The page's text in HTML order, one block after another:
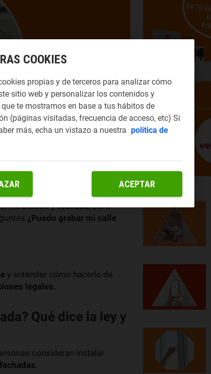
en las c
subalcón y fachada,pero
¿Puedo grabar mi calle
y entender cómo hacerlo de
legales.
Qué dice la ley y
consideran instalar
COOKIES
propias y de terceros para analizar cómo
sitio web y personalizar los contenidos y
te mostramos en base a tus hábitos de
(páginas visitadas, frecuencia de acceso, etc) Si
más, echa un vistazo a nuestra política de
ACEPTAR